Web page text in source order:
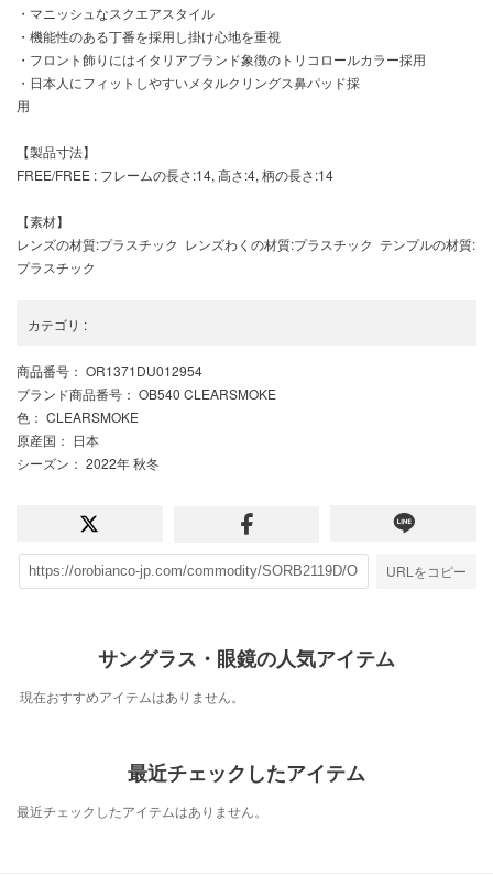
・マニッシュなスクエアスタイル
・機能性のある丁番を採用し掛け心地を重視
・フロント飾りにはイタリアブランド象徴のトリコロールカラー採用
・日本人にフィットしやすいメタルクリングス鼻パッド採
【製品寸法】
FREE/FREE : フレームの長さ:14, 高さ:4, 柄の長さ:14
【素材】
レンズの材質:プラスチック レンズわくの材質:プラスチック テンプルの材質:
プラスチック
カテゴリ :
商品番号 ： OR1371DU012954
ブランド商品番号 ： OB540 CLEARSMOKE
色 ： CLEARSMOKE
原産国 ： 日本
シーズン ： 2022年 秋冬
URLをコピー
サングラス・眼鏡の人気アイテム
現在おすすめアイテムはありません。
最近チェックしたアイテム
最近チェックしたアイテムはありません。